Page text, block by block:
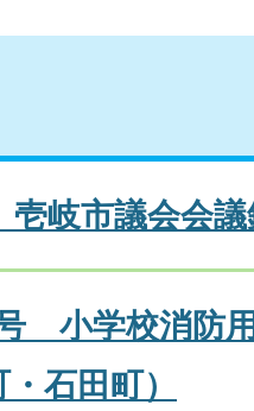
岐市議会会議
小学校消防
石田町）